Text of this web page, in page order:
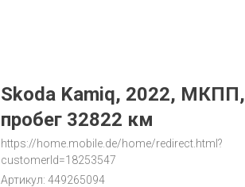
Skoda Kamiq, 2022, МКПП,
пробег 32822 км
https://home.mobile.de/home/redirect.html?
customerId=18253547
Артикул: 449265094